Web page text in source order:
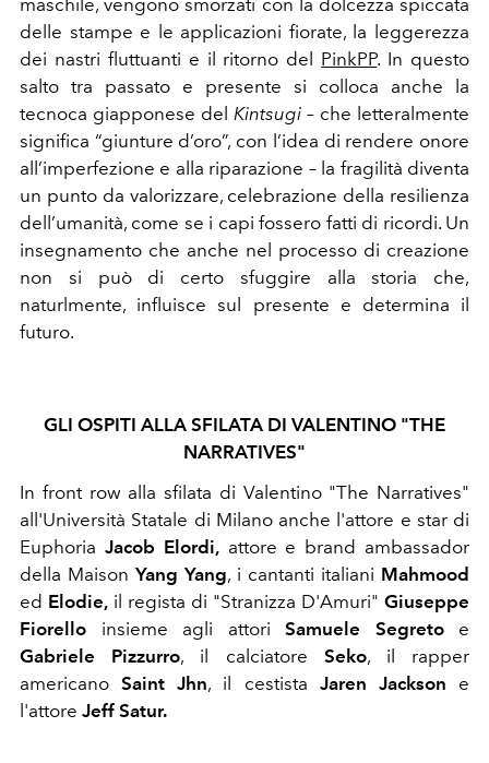
delle stampe e le applicazioni fiorate, la leggerezza
dei nastri fluttuanti e il ritorno del PinkPP. In questo
salto tra passato e presente si colloca anche la
tecnoca giapponese del Kintsugi – che letteralmente
significa “giunture d’oro”, con l’idea di rendere onore
all’imperfezione e alla riparazione – la fragilità diventa
un punto da valorizzare, celebrazione della resilienza
dell’umanità, come se i capi fossero fatti di ricordi. Un
insegnamento che anche nel processo di creazione
non si può di certo sfuggire alla storia che,
naturlmente, influisce sul presente e determina il
futuro.
GLI OSPITI ALLA SFILATA DI VALENTINO "THE
NARRATIVES"
In front row alla sfilata di Valentino "The Narratives"
all'Università Statale di Milano anche l'attore e star di
Euphoria Jacob Elordi,attore e brand ambassador
della Maison Yang Yang, i cantanti italiani Mahmood
ed Elodie, il regista di "Stranizza D'Amuri" Giuseppe
Fiorello insieme agli attori Samuele Segretoe
Gabriele Pizzurro, il calciatore Seko, il rapper
americano Saint Jhn, il cestista Jaren Jackson e
l'attore Jeff Satur.